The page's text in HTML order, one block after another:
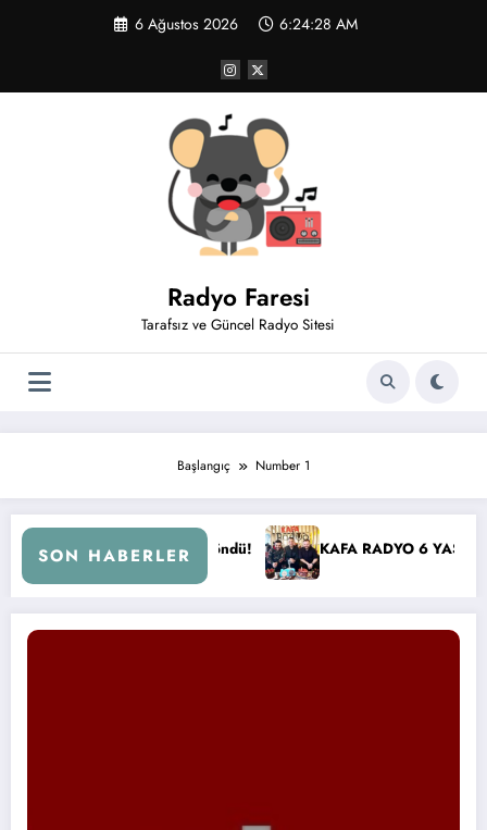
6 Ağustos 2026 6:24:28 AM
Radyo Faresi
Tarafsız ve Güncel Radyo Sitesi
Başlangıç Number 1
SON HABERLER
Döndü! KAFA RADYO 6 YAŞINDA! İBB Başkanı